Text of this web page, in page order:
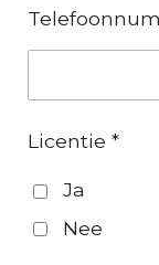
Licentie *
Ja
Nee